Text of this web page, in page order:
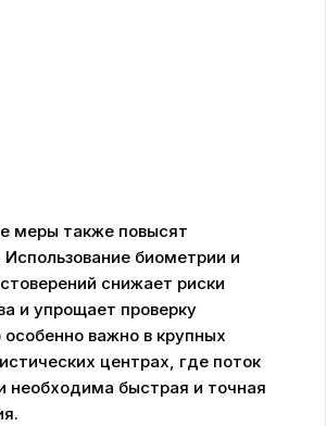
меры также повысят
Использование биометрии и
снижает риски
и упрощает проверку
важно в крупных
центрах, где поток
необходима быстрая и точная